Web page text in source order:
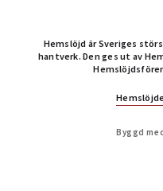
Hemslöjd är Sveriges
hantverk. Den ges ut av
Byggd